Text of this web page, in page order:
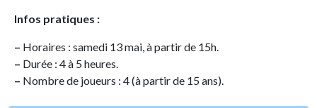
Infos pratiques :
– Horaires : samedi 13 mai, à partir de 15h.
– Durée : 4 à 5 heures.
– Nombre de joueurs : 4 (à partir de 15 ans).